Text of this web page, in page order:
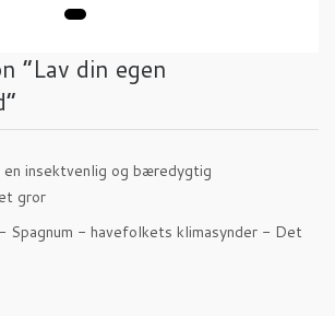
“Lav din egen
”
insektvenlig og bæredygtig
gror
Spagnum - havefolkets klimasynder - Det